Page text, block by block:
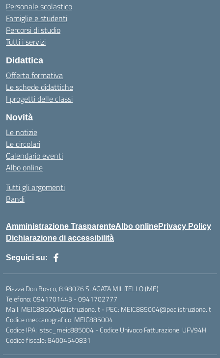
Personale scolastico
Famiglie e studenti
Percorsi di studio
Tutti i servizi
Didattica
Offerta formativa
Le schede didattiche
I progetti delle classi
Novità
Le notizie
Le circolari
Calendario eventi
Albo online
Tutti gli argomenti
Bandi
Amministrazione TrasparenteAlbo onlinePrivacy Policy
Dichiarazione di accessibilità
Seguici su:
Piazza Don Bosco, 8 98076 S. AGATA MILITELLO (ME)
Telefono: 0941701443 - 0941702777
Mail: MEIC885004@istruzione.it - PEC: MEIC885004@pec.istruzione.it
Codice meccanografico: MEIC885004
Codice IPA: istsc_meic885004 - Codice Univoco Fatturazione: UFV94H
Codice fiscale: 84004540831